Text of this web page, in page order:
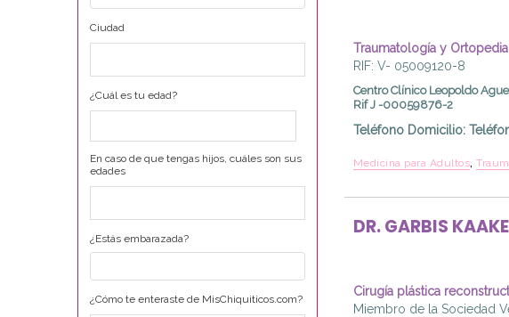
Traumatología y
RIF: V- 05009120-8
Centro Clínico Leopoldo
Rif J -00059876-2
Teléfono Domicilio:
Medicina para Adultos,
DR.GARBIS
Cirugía plástica
Miembro de la Sociedad
Ciudad
¿Cuál es tu edad?
En caso de que tengas hijos, cuáles son sus
edades
¿Estás embarazada?
¿Cómo te enteraste de MisChiquiticos.com?